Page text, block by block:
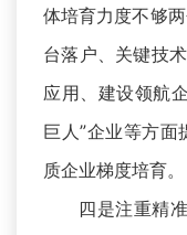
体培育力度不够
台落户、关键技
应用、建设领航
巨人”企业等方
质企业梯度培育。
四是注重精